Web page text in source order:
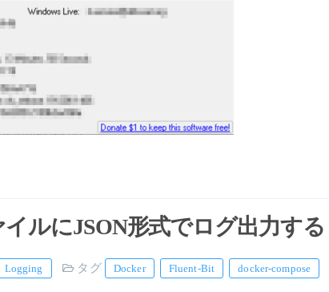
ルにJSON形式でログ出力する
Logging タグ Docker Fluent-Bit docker-compose